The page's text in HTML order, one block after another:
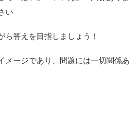
い
答えを目指しましょう！
メージであり、問題には一切関係あ